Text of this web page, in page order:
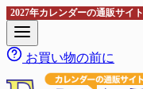
2027年カレンダーの通販サイト
お買い物の前に